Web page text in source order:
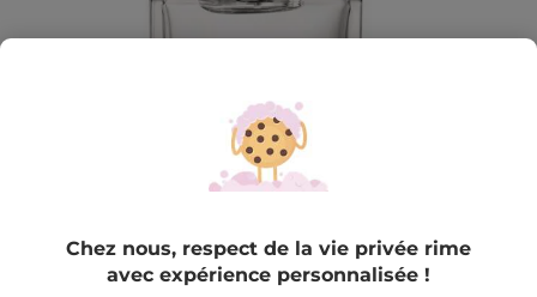
Chez nous, respect de la vie privée rime
avec expérience personnalisée !